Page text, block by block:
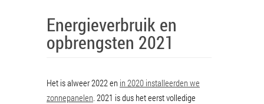
Energieverbruik en
opbrengsten 2021
Het is alweer 2022 en in 2020 installeerden we
zonnepanelen. 2021 is dus het eerst volledige